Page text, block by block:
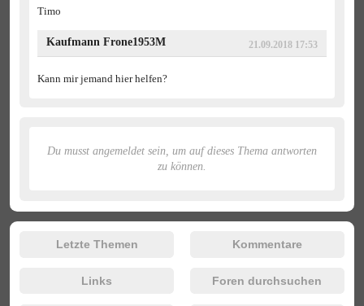
Timo
Kaufmann Frone1953M 21.09.2018 17:53
Kann mir jemand hier helfen?
Du musst angemeldet sein, um auf dieses Thema antworten
zu können.
Letzte Themen Kommentare
Links Foren durchsuchen